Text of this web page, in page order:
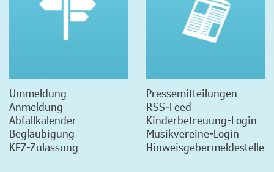
Ummeldung
Anmeldung
Abfallkalender
Beglaubigung
KFZ-Zulassung
Pressemitteilungen
RSS-Feed
Kinderbetreuung-Login
Musikvereine-Login
Hinweisgebermeldestelle